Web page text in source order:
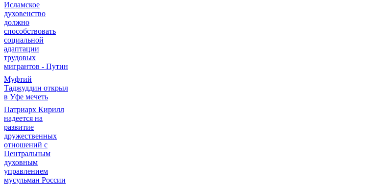
Исламское
духовенство
должно
способствовать
социальной
адаптации
трудовых
мигрантов - Путин
Муфтий
Таджуддин открыл
в Уфе мечеть
Патриарх Кирилл
надеется на
развитие
дружественных
отношений с
Центральным
духовным
управлением
мусульман России